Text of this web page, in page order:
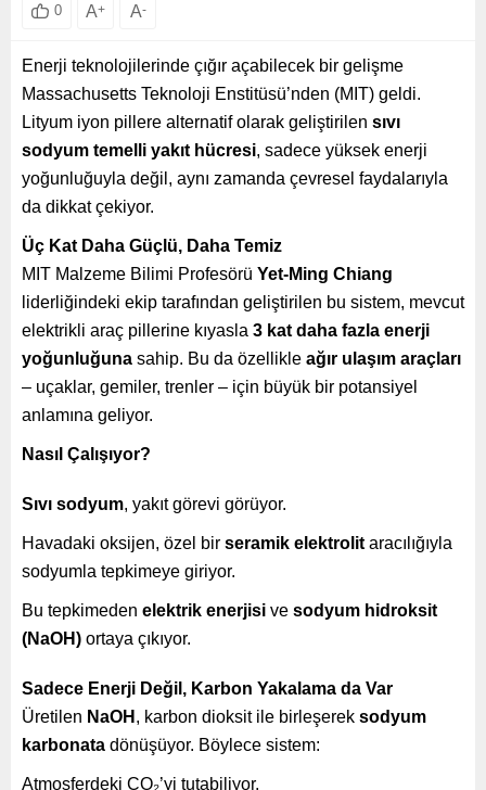
0 A+ A-
Enerji teknolojilerinde çığır açabilecek bir gelişme
Massachusetts Teknoloji Enstitüsü’nden (MIT) geldi.
Lityum iyon pillere alternatif olarak geliştirilen sıvı
sodyum temelli yakıt hücresi, sadece yüksek enerji
yoğunluğuyla değil, aynı zamanda çevresel faydalarıyla
da dikkat çekiyor.
Üç Kat Daha Güçlü, Daha Temiz
MIT Malzeme Bilimi Profesörü Yet-Ming Chiang
liderliğindeki ekip tarafından geliştirilen bu sistem, mevcut
elektrikli araç pillerine kıyasla 3 kat daha fazla enerji
yoğunluğuna sahip. Bu da özellikle ağır ulaşım araçları
– uçaklar, gemiler, trenler – için büyük bir potansiyel
anlamına geliyor.
Nasıl Çalışıyor?
Sıvı sodyum, yakıt görevi görüyor.
Havadaki oksijen, özel bir seramik elektrolit aracılığıyla
sodyumla tepkimeye giriyor.
Bu tepkimeden elektrik enerjisi ve sodyum hidroksit
(NaOH) ortaya çıkıyor.
Sadece Enerji Değil, Karbon Yakalama da Var
Üretilen NaOH , karbon dioksit ile birleşerek sodyum
karbonata dönüşüyor. Böylece sistem:
Atmosferdeki CO₂’yi tutabiliyor,